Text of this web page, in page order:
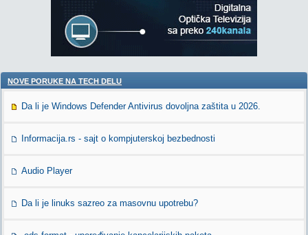
NOVE PORUKE NA TECH DELU
Da li je Windows Defender Antivirus dovoljna zaštita u 2026.
Informacija.rs - sajt o kompjuterskoj bezbednosti
Audio Player
Da li je linuks sazreo za masovnu upotrebu?